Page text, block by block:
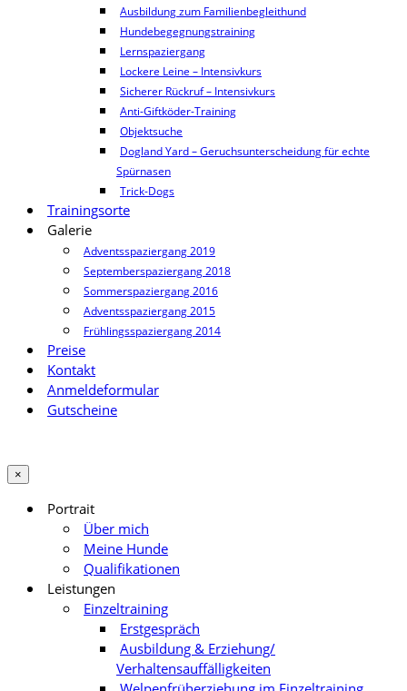
Ausbildung zum Familienbegleithund
Hundebegegnungstraining
Lernspaziergang
Lockere Leine – Intensivkurs
Sicherer Rückruf – Intensivkurs
Anti-Giftköder-Training
Objektsuche
Dogland Yard – Geruchsunterscheidung für echte
Spürnasen
Trick-Dogs
Trainingsorte
Galerie
Adventsspaziergang 2019
Septemberspaziergang 2018
Sommerspaziergang 2016
Adventsspaziergang 2015
Frühlingsspaziergang 2014
Preise
Kontakt
Anmeldeformular
Gutscheine
×
Portrait
Über mich
Meine Hunde
Qualifikationen
Leistungen
Einzeltraining
Erstgespräch
Ausbildung & Erziehung/
Verhaltensauffälligkeiten